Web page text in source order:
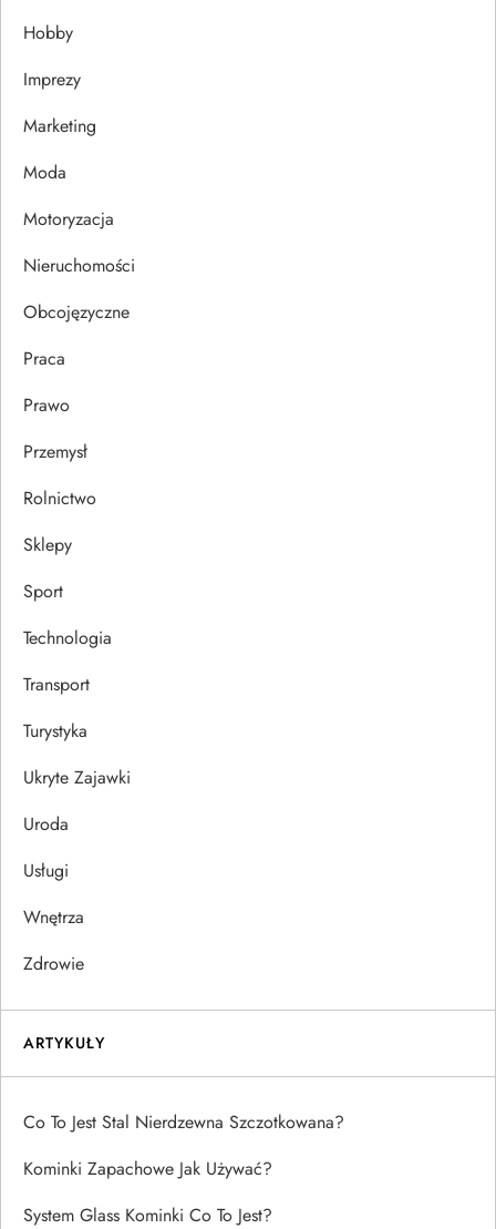
a
w
p
u
Hobby
Imprezy
Marketing
Moda
Motoryzacja
Nieruchomości
Obcojęzyczne
Praca
Prawo
Przemysł
Rolnictwo
Sklepy
Sport
Technologia
Transport
Turystyka
Ukryte Zajawki
Uroda
Usługi
Wnętrza
Zdrowie
ARTYKUŁY
Co To Jest Stal Nierdzewna Szczotkowana?
Kominki Zapachowe Jak Używać?
System Glass Kominki Co To Jest?